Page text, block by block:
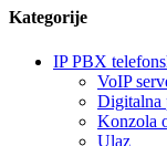
Kategorije
IP PBX
VoIP
Digitalna
Konzola
Ulaz